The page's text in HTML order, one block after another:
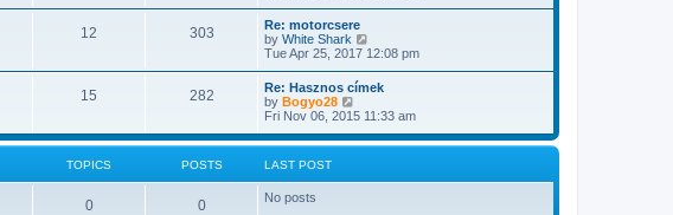
t
s
t
p
o
s
t
l
a
t
e
s
t
p
o
s
t
t
h
e
l
a
e
s
t
s
12 303
Re: motorcsere
by White Shark
i
w
t
h
e
l
a
e
Tue Apr 25, 2017 12:08 pm
15 282
Re: Hasznos címek
by Bogyo28
i
w
e
Fri Nov 06, 2015 11:33 am
TOPICS POSTS LAST POST
0 0 No posts